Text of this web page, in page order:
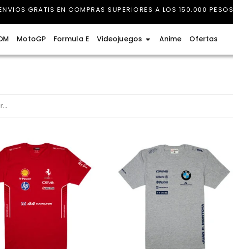
GRATIS EN COMPRAS SUPERIORES A LOS 150.000 PESOS
1
MotoGP Formula E Videojuegos Abrir Videojuegos
Anime Ofertas